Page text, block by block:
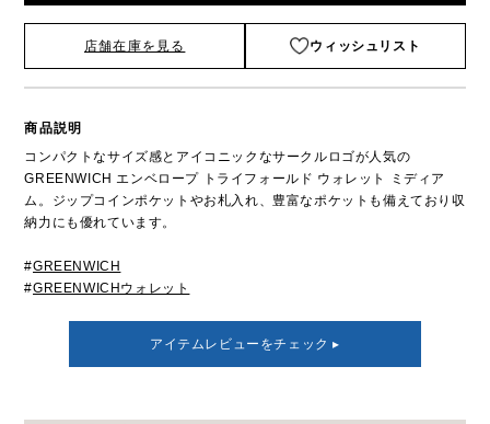
店舗在庫を見る ウィッシュリスト
商品説明
コンパクトなサイズ感とアイコニックなサークルロゴが人気の
GREENWICH エンベロープ トライフォールド ウォレット ミディア
ム。ジップコインポケットやお札入れ、豊富なポケットも備えており収
納力にも優れています。
#GREENWICH
#GREENWICHウォレット
アイテムレビューをチェック ▸